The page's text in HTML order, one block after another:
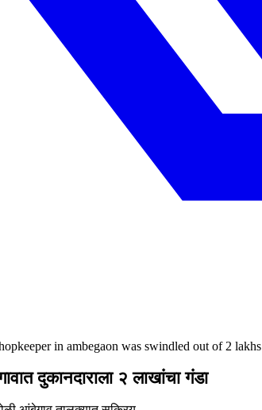
in ambegaon was swindled out of 2 lakhs
दुकानदाराला २ लाखांचा गंडा